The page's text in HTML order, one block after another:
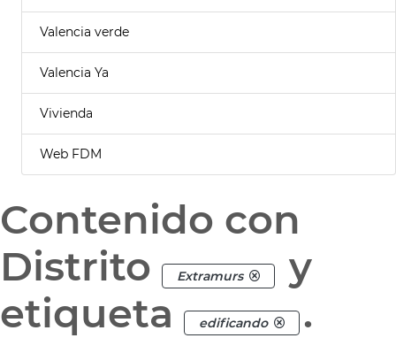
Valencia verde
Valencia Ya
Vivienda
Web FDM
Contenido con
Distrito
Extramurs
y
etiqueta
edificando .